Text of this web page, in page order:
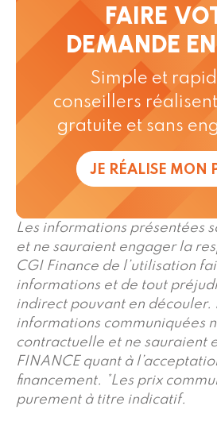
FAIRE
DEMANDE
Simple et
conseillers
gratuite et sans
JE RÉALISE MON
Les informations présentées
et ne sauraient engager la
CGI Finance de l’utilisation
informations et de tout
indirect pouvant en découler.
informations communiquées
contractuelle et ne sauraient
FINANCE quant à
financement.
*Les prix
purement à titre indicatif.